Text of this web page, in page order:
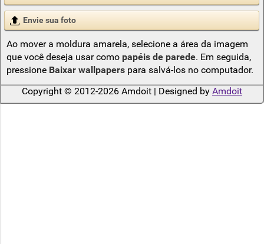
Envie sua foto
Ao mover a moldura amarela, selecione a área da imagem
que você deseja usar como papéis de parede. Em seguida,
pressione Baixar wallpaperspara salvá-los no computador.
Copyright © 2012-2026 Amdoit | Designed by Amdoit